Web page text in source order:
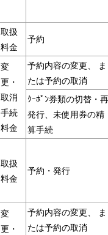
取扱
料金
予約
変
更・
取消
手続
料金
予約内容の変更、 ま
たは予約の取消
ｸｰﾎﾟﾝ券類の切替・再
発行、未使用券の精
算手続
取扱
料金
予約・発行
変
更・
予約内容の変更、 ま
たは予約の取消